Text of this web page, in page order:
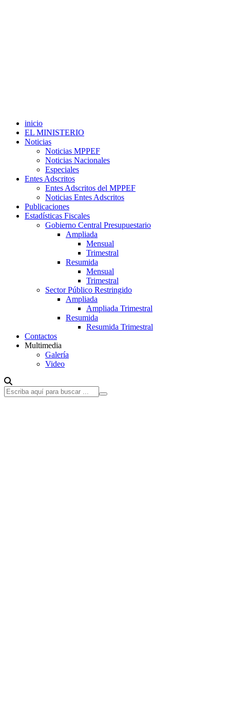
inicio
EL MINISTERIO
Noticias
Noticias MPPEF
Noticias Nacionales
Especiales
Entes Adscritos
Entes Adscritos del MPPEF
Noticias Entes Adscritos
Publicaciones
Estadísticas Fiscales
Gobierno Central Presupuestario
Ampliada
Mensual
Trimestral
Resumida
Mensual
Trimestral
Sector Público Restringido
Ampliada
Ampliada Trimestral
Resumida
Resumida Trimestral
Contactos
Multimedia
Galería
Video